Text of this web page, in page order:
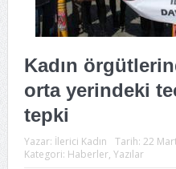
Kadın
orta yerindeki
tepki
Yazar: İlerici Kadın Tarih: 22
Kategori: Haberler, Yazılar